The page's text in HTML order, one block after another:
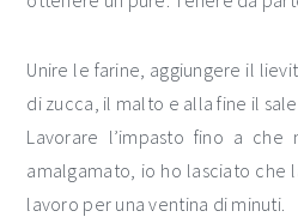
Unire le farine, aggiungere il
di zucca, il malto e alla fine il
Lavorare l’impasto fino a
amalgamato, io ho lasciato che
lavoro per una ventina di minuti.